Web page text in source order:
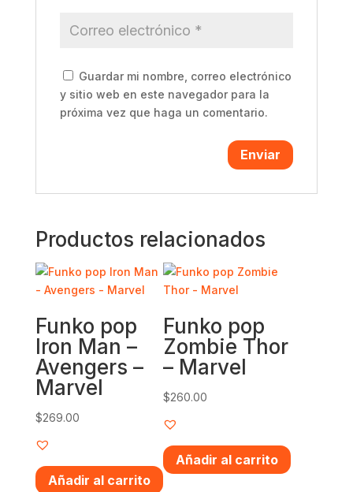
Guardar mi nombre, correo electrónico
y sitio web en este navegador para la
próxima vez que haga un comentario.
Productos relacionados
Funko pop
Iron Man –
Avengers –
Marvel
$269.00
Añadir al carrito
Funko pop
Zombie Thor
– Marvel
$260.00
Añadir al carrito